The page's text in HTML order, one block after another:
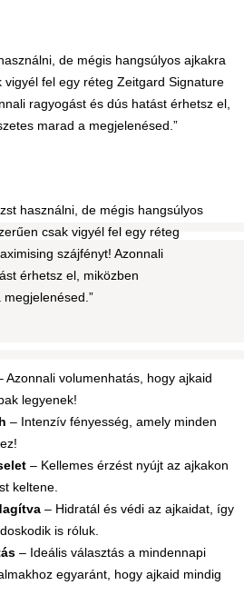
de mégis hangsúlyos ajkakra
vigyél fel egy réteg Zeitgard Signature
ragyogást és dús hatást érhetsz el,
marad a megjelenésed.”
használni, de mégis hangsúlyos
csak vigyél fel egy réteg
szájfényt! Azonnali
érhetsz el, miközben
Azonnali volumenhatás, hogy ajkaid
legyenek!
– Intenzív fényesség, amely minden
– Kellemes érzést nyújt az ajkakon
keltene.
– Hidratál és védi az ajkaidat, így
is róluk.
– Ideális választás a mindennapi
egyaránt, hogy ajkaid mindig